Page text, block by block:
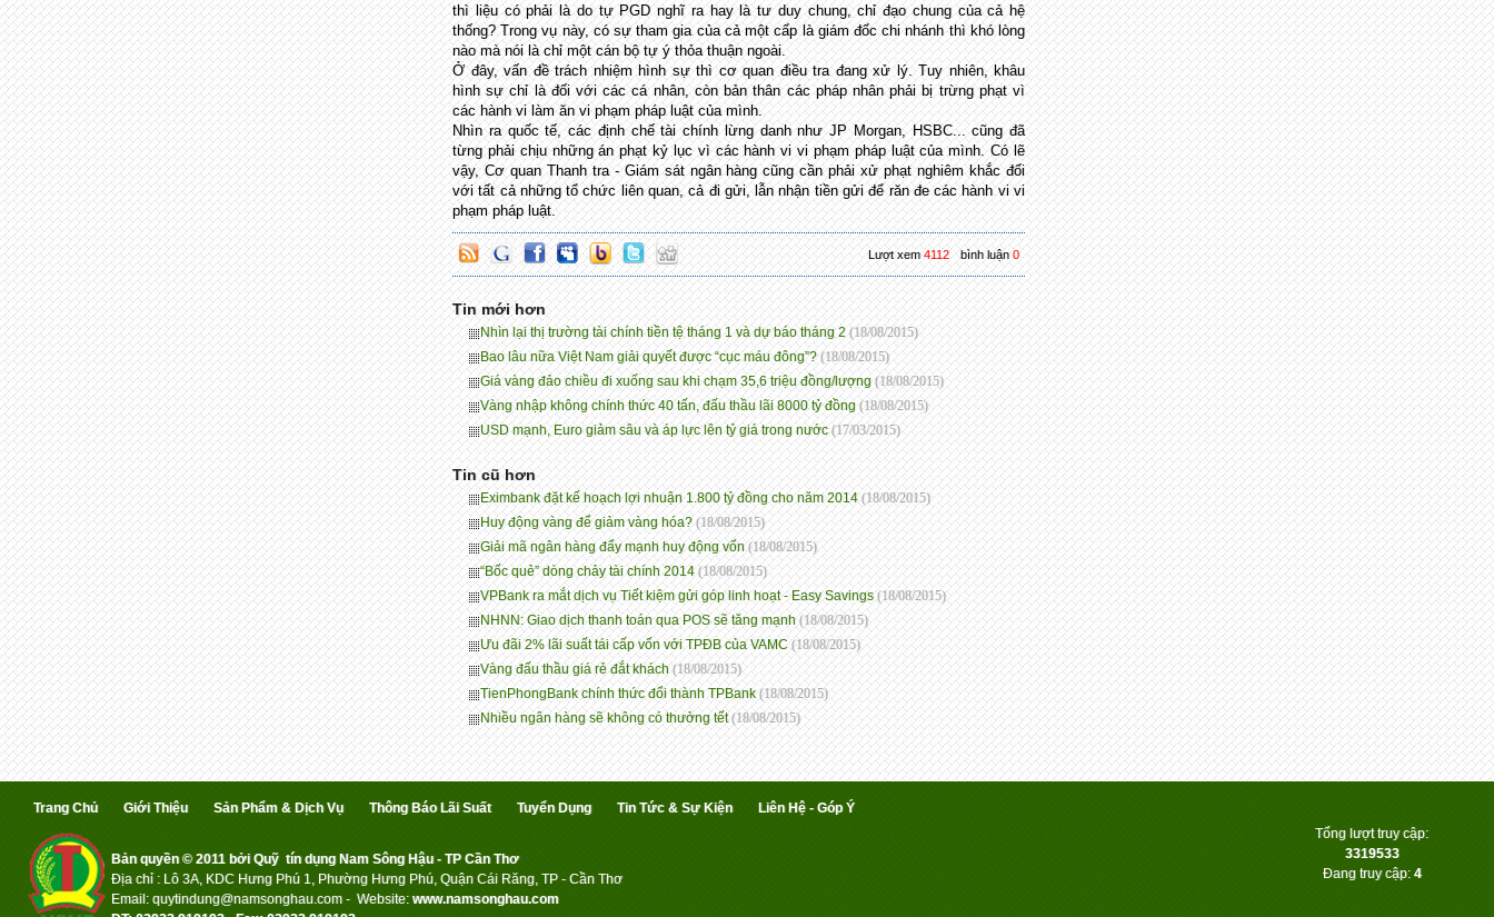
thì liệu có phải là do tự PGD nghĩ ra hay là tư duy chung, chỉ đạo chung của cả hệ
thống? Trong vụ này, có sự tham gia của cả một cấp là giám đốc chi nhánh thì khó lòng
nào mà nói là chỉ một cán bộ tự ý thỏa thuận ngoài.
Ở đây, vấn đề trách nhiệm hình sự thì cơ quan điều tra đang xử lý. Tuy nhiên, khâu
hình sự chỉ là đối với các cá nhân, còn bản thân các pháp nhân phải bị trừng phạt vì
các hành vi làm ăn vi phạm pháp luật của mình.
Nhìn ra quốc tế, các định chế tài chính lừng danh như JP Morgan, HSBC... cũng đã
từng phải chịu những án phạt kỷ lục vì các hành vi vi phạm pháp luật của mình. Có lẽ
vậy, Cơ quan Thanh tra - Giám sát ngân hàng cũng cần phải xử phạt nghiêm khắc đối
với tất cả những tổ chức liên quan, cả đi gửi, lẫn nhận tiền gửi để răn đe các hành vi vi
phạm pháp luật.
bình luận0
Lượt xem4112
Tin mới hơn
Nhìn lại thị trường tài chính tiền tệ tháng 1 và dự báo tháng 2(18/08/2015)
Bao lâu nữa Việt Nam giải quyết được “cục máu đông”?(18/08/2015)
Giá vàng đảo chiều đi xuống sau khi chạm 35,6 triệu đồng/lượng(18/08/2015)
Vàng nhập không chính thức 40 tấn, đấu thầu lãi 8000 tỷ đồng(18/08/2015)
USD mạnh, Euro giảm sâu và áp lực lên tỷ giá trong nước(17/03/2015)
Tin cũ hơn
Eximbank đặt kế hoạch lợi nhuận 1.800 tỷ đồng cho năm 2014(18/08/2015)
Huy động vàng để giảm vàng hóa?(18/08/2015)
Giải mã ngân hàng đẩy mạnh huy động vốn(18/08/2015)
“Bốc quẻ” dòng chảy tài chính 2014(18/08/2015)
VPBank ra mắt dịch vụ Tiết kiệm gửi góp linh hoạt - Easy Savings(18/08/2015)
NHNN: Giao dịch thanh toán qua POS sẽ tăng mạnh(18/08/2015)
Ưu đãi 2% lãi suất tái cấp vốn với TPĐB của VAMC(18/08/2015)
Vàng đấu thầu giá rẻ đắt khách(18/08/2015)
TienPhongBank chính thức đổi thành TPBank(18/08/2015)
Nhiều ngân hàng sẽ không có thưởng tết(18/08/2015)
Trang Chủ Giới Thiệu Sản Phẩm & Dịch Vụ Thông Báo Lãi Suất Tuyển Dụng Tin Tức & Sự Kiện Liên Hệ - Góp Ý
Bản quyền © 2011 bởi Quỹ tín dụng Nam Sông Hậu - TP Cần Thơ
Địa chỉ : Lô 3A, KDC Hưng Phú 1, Phường Hưng Phú, Quận Cái Răng, TP - Cần Thơ
Email: quytindung@namsonghau.com -Website: www.namsonghau.com
Tổng lượt truy cập:
3319533
Đang truy cập: 4